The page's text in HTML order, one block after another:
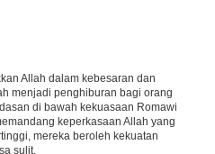
Allah dalam kebesaran dan
menjadi penghiburan bagi orang
di bawah kekuasaan Romawi
keperkasaan Allah yang
mereka beroleh kekuatan
sulit.